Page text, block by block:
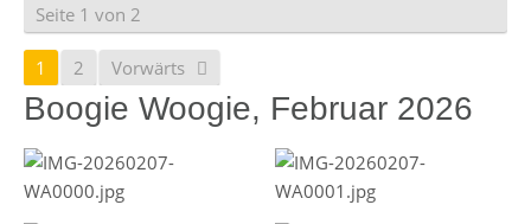
Seite 1 von 2
1 2 Vorwärts
Boogie Woogie, Februar 2026